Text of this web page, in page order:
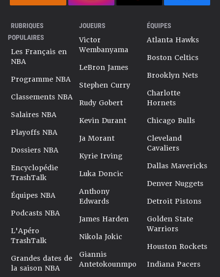
RUBRIQUES
POPULAIRES
Les Français en
NBA
Programme NBA
Classements NBA
Salaires NBA
Playoffs NBA
Dossiers NBA
Encyclopédie
TrashTalk
Équipes NBA
Podcasts NBA
L'Apéro
TrashTalk
Grandes dates de
la saison NBA
JOUEURS
Victor
Wembanyama
LeBron James
Stephen Curry
Rudy Gobert
Kevin Durant
Ja Morant
Kyrie Irving
Luka Doncic
Anthony
Edwards
James Harden
Nikola Jokic
Giannis
Antetokounmpo
ÉQUIPES
Atlanta Hawks
Boston Celtics
Brooklyn Nets
Charlotte
Hornets
Chicago Bulls
Cleveland
Cavaliers
Dallas Mavericks
Denver Nuggets
Detroit Pistons
Golden State
Warriors
Houston Rockets
Indiana Pacers